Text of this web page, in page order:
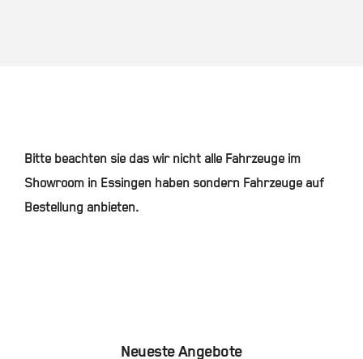
Bitte beachten sie das wir nicht alle Fahrzeuge im
Showroom in Essingen haben sondern Fahrzeuge auf
Bestellung anbieten.
Neueste Angebote